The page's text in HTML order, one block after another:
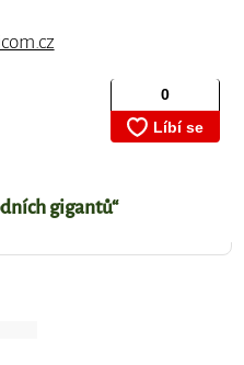
gigantů“